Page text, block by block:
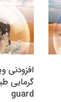
افزودنی
guard